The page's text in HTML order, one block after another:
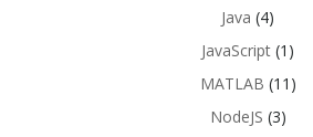
Java (4)
JavaScript (1)
MATLAB (11)
NodeJS (3)